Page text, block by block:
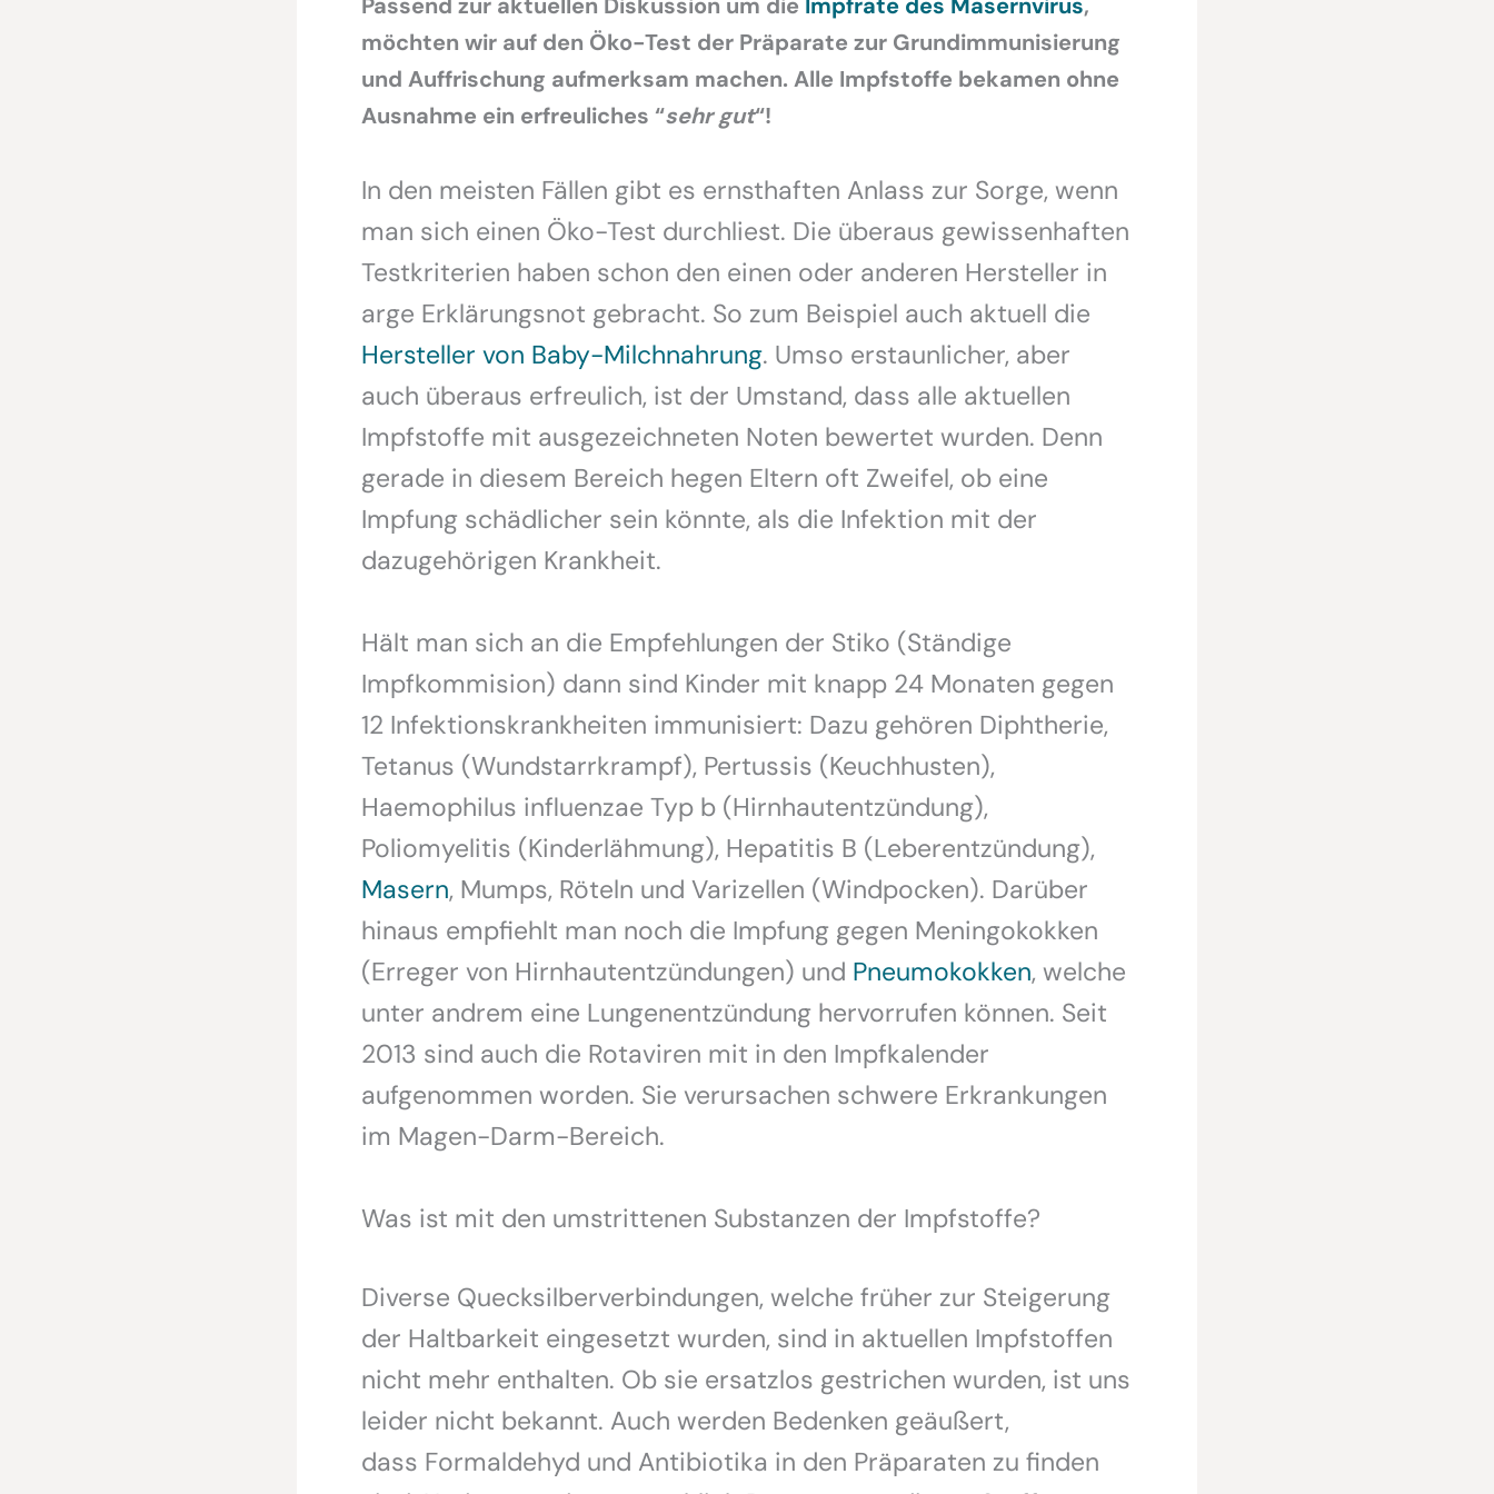
Passend zur aktuellen Diskussion um die Impfrate des Masernvirus,
möchten wir auf den Öko-Test der Präparate zur Grundimmunisierung
und Auffrischung aufmerksam machen. Alle Impfstoffe bekamen ohne
Ausnahme ein erfreuliches “sehr gut“!
In den meisten Fällen gibt es ernsthaften Anlass zur Sorge, wenn
man sich einen Öko-Test durchliest. Die überaus gewissenhaften
Testkriterien haben schon den einen oder anderen Hersteller in
arge Erklärungsnot gebracht. So zum Beispiel auch aktuell die
Hersteller von Baby-Milchnahrung. Umso erstaunlicher, aber
auch überaus erfreulich, ist der Umstand, dass alle aktuellen
Impfstoffe mit ausgezeichneten Noten bewertet wurden. Denn
gerade in diesem Bereich hegen Eltern oft Zweifel, ob eine
Impfung schädlicher sein könnte, als die Infektion mit der
dazugehörigen Krankheit.
Hält man sich an die Empfehlungen der Stiko (Ständige
Impfkommision) dann sind Kinder mit knapp 24 Monaten gegen
12 Infektionskrankheiten immunisiert: Dazu gehören Diphtherie,
Tetanus (Wundstarrkrampf), Pertussis (Keuchhusten),
Haemophilus influenzae Typ b (Hirnhautentzündung),
Poliomyelitis (Kinderlähmung), Hepatitis B (Leberentzündung),
Masern, Mumps, Röteln und Varizellen (Windpocken). Darüber
hinaus empfiehlt man noch die Impfung gegen Meningokokken
(Erreger von Hirnhautentzündungen) und Pneumokokken, welche
unter andrem eine Lungenentzündung hervorrufen können. Seit
2013 sind auch die Rotaviren mit in den Impfkalender
aufgenommen worden. Sie verursachen schwere Erkrankungen
im Magen-Darm-Bereich.
Was ist mit den umstrittenen Substanzen der Impfstoffe?
Diverse Quecksilberverbindungen, welche früher zur Steigerung
der Haltbarkeit eingesetzt wurden, sind in aktuellen Impfstoffen
nicht mehr enthalten. Ob sie ersatzlos gestrichen wurden, ist uns
leider nicht bekannt. Auch werden Bedenken geäußert,
dass Formaldehyd und Antibiotika in den Präparaten zu finden